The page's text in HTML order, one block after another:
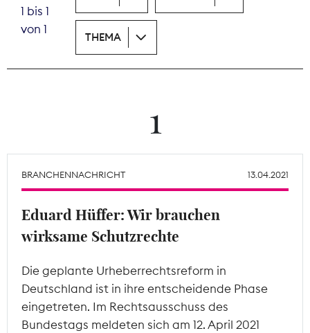
Wächterpreis
Mitgliederbereich
1 bis 1
von 1
THEMA
1
BRANCHENNACHRICHT 13.04.2021
Eduard Hüffer: Wir brauchen
wirksame Schutzrechte
Die geplante Urheberrechtsreform in
Deutschland ist in ihre entscheidende Phase
eingetreten. Im Rechtsausschuss des
Bundestags meldeten sich am 12. April 2021